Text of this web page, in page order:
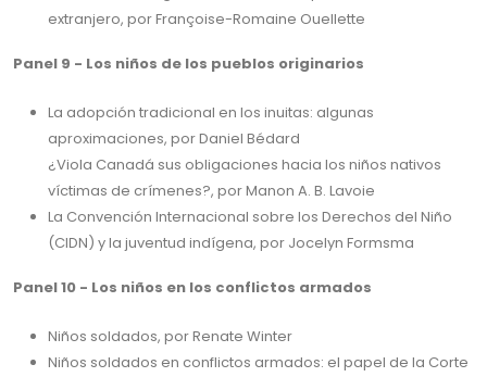
extranjero, por Françoise-Romaine Ouellette
Panel 9 - Los niños de los pueblos originarios
La adopción tradicional en los inuitas: algunas
aproximaciones, por Daniel Bédard
¿Viola Canadá sus obligaciones hacia los niños nativos
víctimas de crímenes?, por Manon A. B. Lavoie
La Convención Internacional sobre los Derechos del Niño
(CIDN) y la juventud indígena, por Jocelyn Formsma
Panel 10 - Los niños en los conflictos armados
Niños soldados, por Renate Winter
Niños soldados en conflictos armados: el papel de la Corte